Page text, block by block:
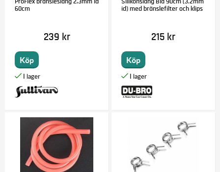
60cm
239 kr
Köp
id) med bränslefilter och klips
215 kr
Köp